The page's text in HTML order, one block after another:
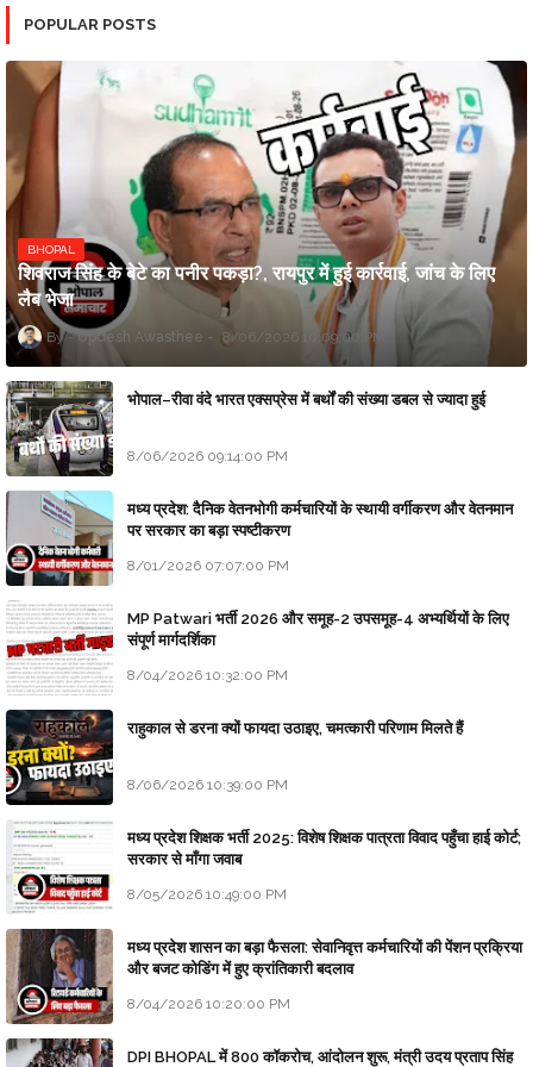
POPULAR POSTS
BHOPAL
शिवराज सिंह के बेटे का पनीर पकड़ा?, रायपुर में हुई कार्रवाई, जांच के लिए
लैब भेजा
Updesh Awasthee 8/06/2026 10:09:00 PM
भोपाल–रीवा वंदे भारत एक्सप्रेस में बर्थों की संख्या डबल से ज्यादा हुई
8/06/2026 09:14:00 PM
मध्य प्रदेश: दैनिक वेतनभोगी कर्मचारियों के स्थायी वर्गीकरण और वेतनमान
पर सरकार का बड़ा स्पष्टीकरण
8/01/2026 07:07:00 PM
MP Patwari भर्ती 2026 और समूह-2 उपसमूह-4 अभ्यर्थियों के लिए
संपूर्ण मार्गदर्शिका
8/04/2026 10:32:00 PM
राहुकाल से डरना क्यों फायदा उठाइए, चमत्कारी परिणाम मिलते हैं
8/06/2026 10:39:00 PM
मध्य प्रदेश शिक्षक भर्ती 2025: विशेष शिक्षक पात्रता विवाद पहुँचा हाई कोर्ट;
सरकार से माँगा जवाब
8/05/2026 10:49:00 PM
मध्य प्रदेश शासन का बड़ा फैसला: सेवानिवृत्त कर्मचारियों की पेंशन प्रक्रिया
और बजट कोडिंग में हुए क्रांतिकारी बदलाव
8/04/2026 10:20:00 PM
DPI BHOPAL में 800 कॉकरोच, आंदोलन शुरू, मंत्री उदय प्रताप सिंह